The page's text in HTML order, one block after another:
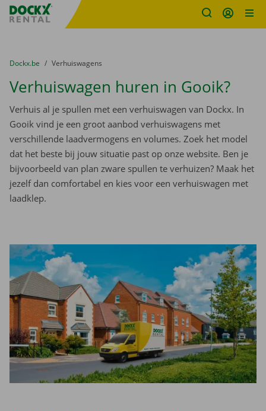
Fratello DEMO
U bevindt zich hier:
van
Dockx.be naar
Verhuiswagens
Verhuiswagen huren in Gooik?
Verhuis al je spullen met een verhuiswagen van Dockx. In
Gooik vind je een groot aanbod verhuiswagens met
verschillende laadvermogens en volumes. Zoek het model
dat het beste bij jouw situatie past op onze website. Ben je
bijvoorbeeld van plan zware spullen te verhuizen? Maak het
jezelf dan comfortabel en kies voor een verhuiswagen met
laadklep.